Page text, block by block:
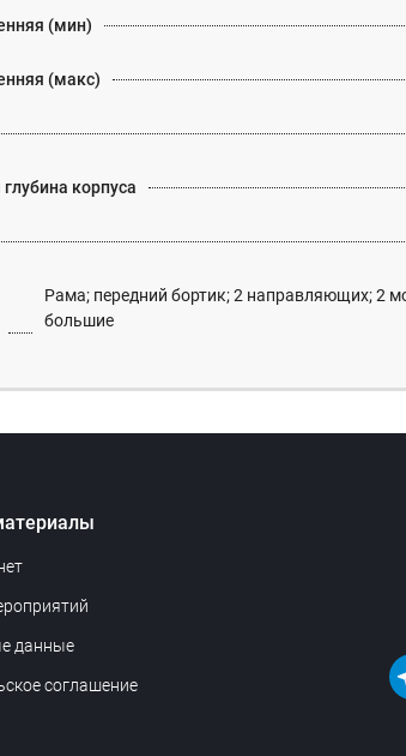
(мин)
(макс)
корпуса
Рама; передний бортик; 2 направляющих; 2
большие
данные
соглашение